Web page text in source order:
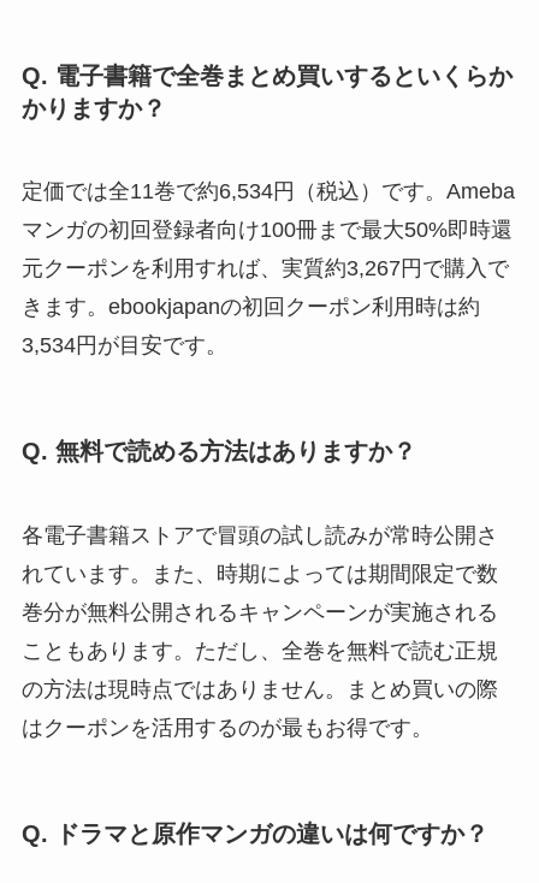
Q. 電子書籍で全巻まとめ買いするといくらか
かりますか？
定価では全11巻で約6,534円（税込）です。Ameba
マンガの初回登録者向け100冊まで最大50%即時還
元クーポンを利用すれば、実質約3,267円で購入で
きます。ebookjapanの初回クーポン利用時は約
3,534円が目安です。
Q. 無料で読める方法はありますか？
各電子書籍ストアで冒頭の試し読みが常時公開さ
れています。また、時期によっては期間限定で数
巻分が無料公開されるキャンペーンが実施される
こともあります。ただし、全巻を無料で読む正規
の方法は現時点ではありません。まとめ買いの際
はクーポンを活用するのが最もお得です。
Q. ドラマと原作マンガの違いは何ですか？